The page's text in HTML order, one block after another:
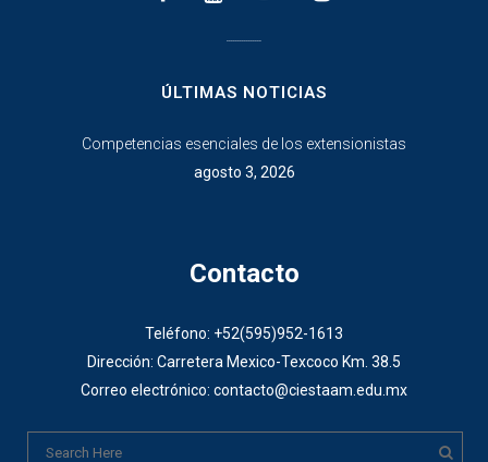
ÚLTIMAS NOTICIAS
Competencias esenciales de los extensionistas
agosto 3, 2026
Contacto
Teléfono: +52(595)952-1613
Dirección: Carretera Mexico-Texcoco Km. 38.5
Correo electrónico: contacto@ciestaam.edu.mx